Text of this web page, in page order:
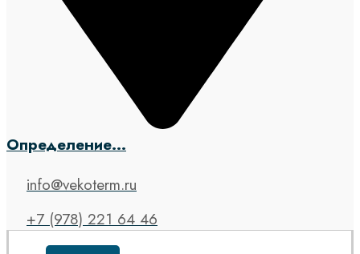
Определение...
info@vekoterm.ru
+7 (978) 221 64 46